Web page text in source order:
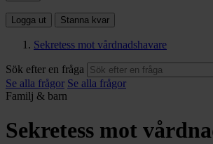
Logga ut Stanna kvar
Sekretess mot vårdnadshavare
Sök efter en fråga
Se alla frågor Se alla frågor
Familj & barn
Sekretess mot